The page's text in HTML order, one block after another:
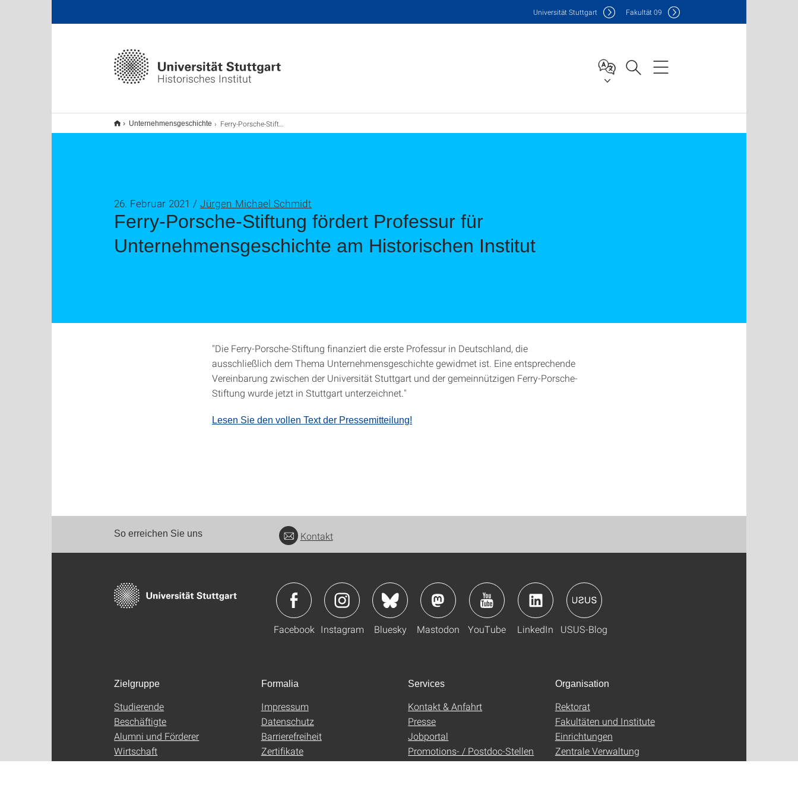
Historisches Institut
Universität Stuttgart Fakultät09
Unternehmensgeschichte Ferry-Porsche-Stiftung fördert Professur für Unternehmensgeschichte am Historischen Institut
Ferry-Porsche-Stiftung fördert Professur für
Unternehmensgeschichte am Historischen Institut
26. Februar 2021 / Jürgen Michael Schmidt
"Die Ferry-Porsche-Stiftung finanziert die erste Professur in Deutschland, die
ausschließlich dem Thema Unternehmensgeschichte gewidmet ist. Eine entsprechende
Vereinbarung zwischen der Universität Stuttgart und der gemeinnützigen Ferry-Porsche-
Stiftung wurde jetzt in Stuttgart unterzeichnet."
Lesen Sie den vollen Text der Pressemitteilung!
So erreichen Sie uns Kontakt
Facebook Instagram Bluesky Mastodon YouTube LinkedIn USUS-Blog
Zielgruppe
Studierende
Beschäftigte
Alumni und Förderer
Wirtschaft
Formalia
Impressum
Datenschutz
Barrierefreiheit
Zertifikate
Services
Kontakt & Anfahrt
Presse
Jobportal
Promotions- / Postdoc-Stellen
Organisation
Rektorat
Fakultäten und Institute
Einrichtungen
Zentrale Verwaltung